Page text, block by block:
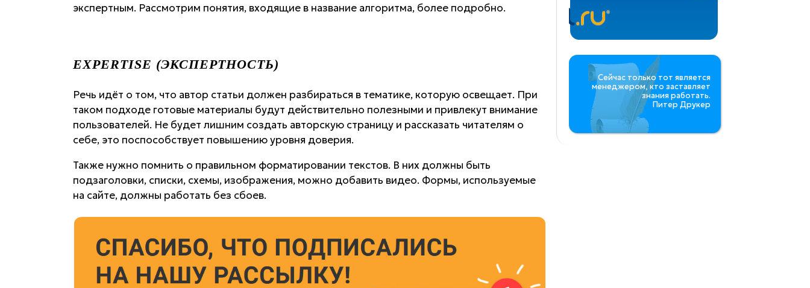
экспертным. Рассмотрим понятия, входящие в название алгоритма, более подробно.
EXPERTISE (ЭКСПЕРТНОСТЬ)
Речь идёт о том, что автор статьи должен разбираться в тематике, которую освещает. При
таком подходе готовые материалы будут действительно полезными и привлекут внимание
пользователей. Не будет лишним создать авторскую страницу и рассказать читателям о
себе, это поспособствует повышению уровня доверия.
Также нужно помнить о правильном форматировании текстов. В них должны быть
подзаголовки, списки, схемы, изображения, можно добавить видео. Формы, используемые
на сайте, должны работать без сбоев.
Сейчас только тот является
менеджером, кто заставляет
знания работать.
Питер Друкер